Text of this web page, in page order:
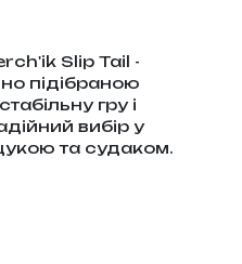
Slip Tail -
підібраною
гру і
вибір у
та судаком.